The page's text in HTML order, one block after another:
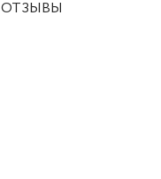
ОТЗЫВЫ